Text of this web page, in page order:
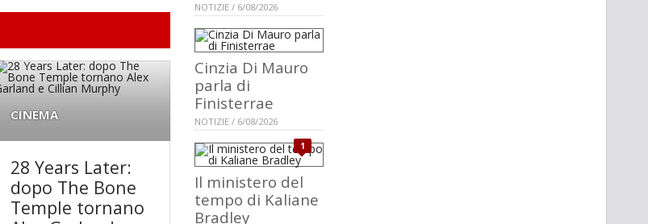
CINEMA
28 Years Later:
dopo The Bone
Temple tornano
NOTIZIE / 6/08/2026
Cinzia Di Mauro
parla di
Finisterrae
NOTIZIE / 6/08/2026
1
Il ministero del
tempo di Kaliane
Bradley